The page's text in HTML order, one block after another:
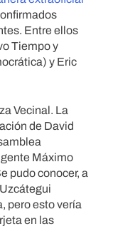
Entre ellos
Tiempo y
y Eric
Vecinal. La
de David
Máximo
pudo conocer, a
pero esto vería
en las